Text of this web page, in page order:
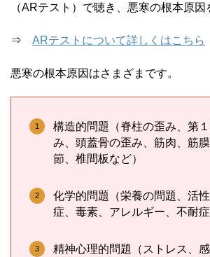
（ARテスト）で聴き、悪寒の根本原因
⇒ ARテストについて詳しくはこちら
悪寒の根本原因はさまざまです。
構造的問題（脊柱の歪み、第
み、頭蓋骨の歪み、筋肉、筋
節、椎間板など）
化学的問題（栄養の問題、活
症、毒素、アレルギー、不耐症
精神心理的問題（ストレス、